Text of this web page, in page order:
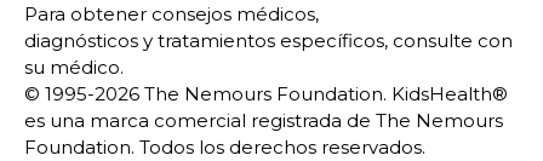
Para obtener consejos médicos,
diagnósticos y tratamientos específicos, consulte con
su médico.
© 1995-2026 The Nemours Foundation. KidsHealth®
es una marca comercial registrada de The Nemours
Foundation. Todos los derechos reservados.